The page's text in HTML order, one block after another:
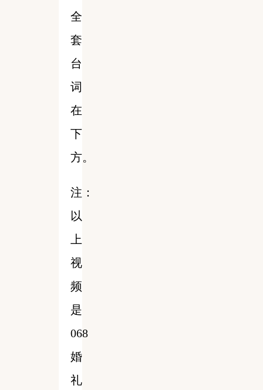
全
套
台
词
在
下
方。
注：
以
上
视
频
是
068
婚
礼